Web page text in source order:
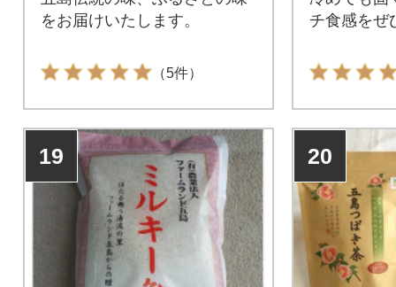
をお届けいたします。
（5件）
チ食感をぜ
19 20